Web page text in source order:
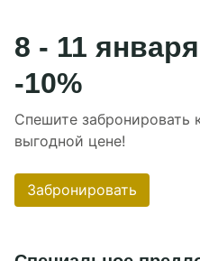
Номера
Программа
Акции
Рестораны
8 - 11
-10%
Спешите
выгодной цене!
Забронировать